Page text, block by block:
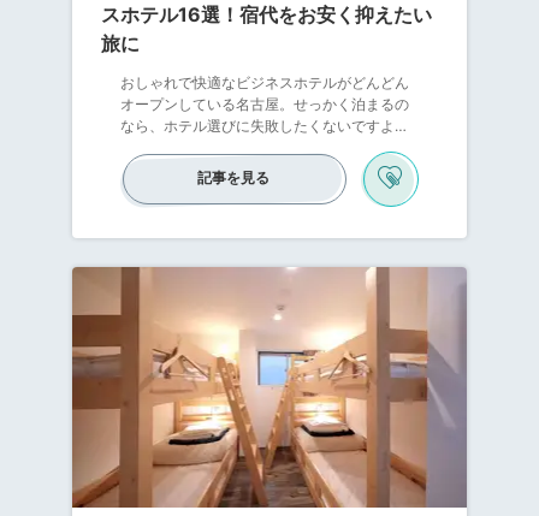
スホテル16選！宿代をお安く抑えたい
旅に
おしゃれで快適なビジネスホテルがどんどん
オープンしている名古屋。せっかく泊まるの
なら、ホテル選びに失敗したくないですよ
ス良し、さらにコスパがよければ◎。そんな
ワガママを叶えてくれる、名古屋のおすすめ
ビジネスホテルをご紹介します。移動するの
ますよ。ぜひ1泊して「名古屋城」や「熱田神
宮」などの観光名所をたっぷり巡りましょう♪
記事を見る